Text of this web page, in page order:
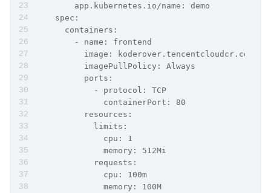
        app.kubernetes.io/name: demo
    spec:
      containers:
        - name: frontend
image: koderover.tencentcloudcr.com/
          imagePullPolicy: Always
          ports:
            - protocol: TCP
              containerPort: 80
          resources:
            limits:
              cpu: 1
              memory: 512Mi
            requests:
              cpu: 100m
              memory: 100M